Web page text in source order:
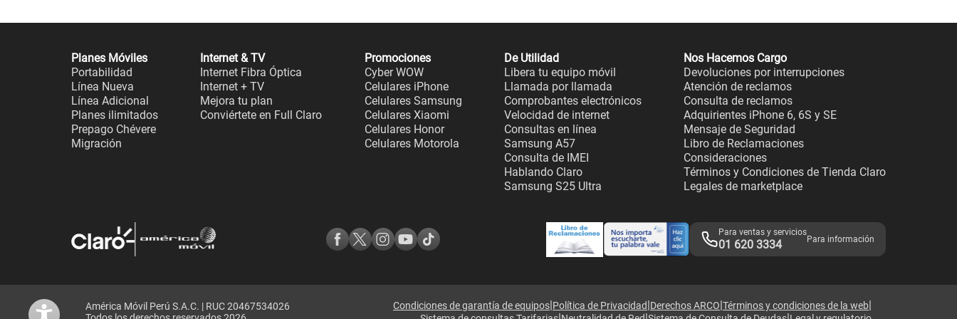
Planes Móviles
Portabilidad
Línea Nueva
Línea Adicional
Planes ilimitados
Prepago Chévere
Migración
Internet & TV
Internet Fibra Óptica
Internet + TV
Mejora tu plan
Conviértete en Full Claro
Promociones
Cyber WOW
Celulares iPhone
Celulares Samsung
Celulares Xiaomi
Celulares Honor
Celulares Motorola
De Utilidad
Libera tu equipo móvil
Llamada por llamada
Comprobantes electrónicos
Velocidad de internet
Consultas en línea
Samsung A57
Consulta de IMEI
Hablando Claro
Samsung S25 Ultra
Nos Hacemos Cargo
Devoluciones por interrupciones
Atención de reclamos
Consulta de reclamos
Adquirientes iPhone 6, 6S y SE
Mensaje de Seguridad
Libro de Reclamaciones
Consideraciones
Términos y Condiciones de Tienda Claro
Legales de marketplace
Para ventas y servicios
01 620 3334 Para información
América Móvil Perú S.A.C. | RUC 20467534026
Condiciones de garantía de equipos|Política de Privacidad|Derechos ARCO|Términos y condiciones de la web|